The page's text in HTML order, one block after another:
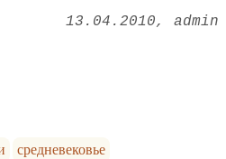
13.04.2010 admin
средневековье